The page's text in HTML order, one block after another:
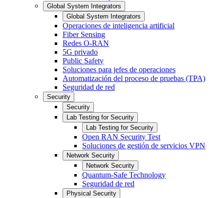
Global System Integrators
Global System Integrators
Operaciones de inteligencia artificial
Fiber Sensing
Redes O-RAN
5G privado
Public Safety
Soluciones para jefes de operaciones
Automatización del proceso de pruebas (TPA)
Seguridad de red
Security
Security
Lab Testing for Security
Lab Testing for Security
Open RAN Security Test
Soluciones de gestión de servicios VPN
Network Security
Network Security
Quantum-Safe Technology
Seguridad de red
Physical Security